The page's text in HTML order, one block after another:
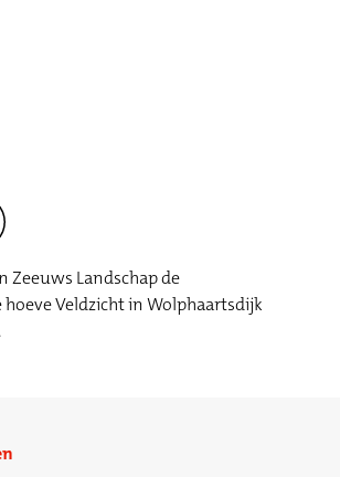
Zeeuws Landschap de
Veldzicht in Wolphaartsdijk